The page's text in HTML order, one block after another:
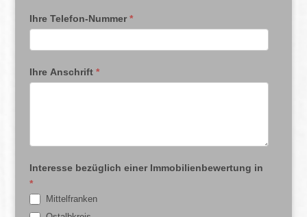
Ihre Telefon-Nummer*
Ihre Anschrift *
Interesse bezüglich einer Immobilienbewertung in
*
Mittelfranken